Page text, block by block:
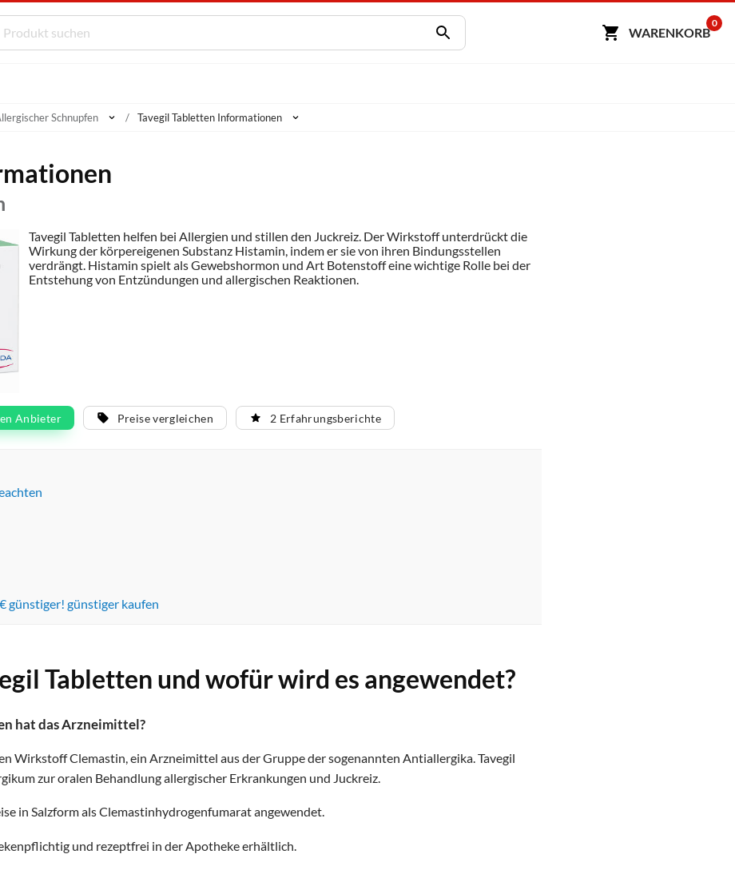
WARENKORB
0
Schnupfen Tavegil Tabletten Informationen
Tavegil Tabletten helfen bei Allergien und stillen den Juckreiz. Der Wirkstoff unterdrückt die
Wirkung der körpereigenen Substanz Histamin, indem er sie von ihren Bindungsstellen
verdrängt. Histamin spielt als Gewebshormon und Art Botenstoff eine wichtige Rolle bei der
Entstehung von Entzündungen und allergischen Reaktionen.
Anbieter Preise vergleichen 2 Erfahrungsberichte
günstiger! günstiger kaufen
Tabletten und wofür wird es angewendet?
hat das Arzneimittel?
Wirkstoff Clemastin, ein Arzneimittel aus der Gruppe der sogenannten Antiallergika. Tavegil
zur oralen Behandlung allergischer Erkrankungen und Juckreiz.
in Salzform als Clemastinhydrogenfumarat angewendet.
und rezeptfrei in der Apotheke erhältlich.